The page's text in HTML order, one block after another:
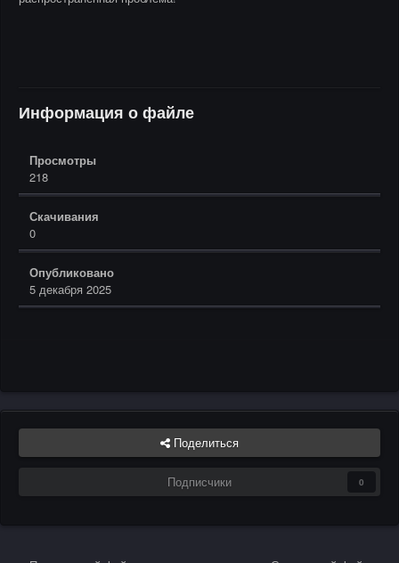
Информация о файле
Просмотры
218
Скачивания
0
Опубликовано
5 декабря 2025
Поделиться
Подписчики 0